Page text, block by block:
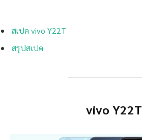
สเปค vivo Y22T
สรุปสเปค
vivo Y22T